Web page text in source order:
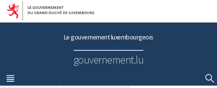
Aller au menu principal
Aller au contenu
Le gouvernement luxembourgeois
gouvernement.lu
MENU
PRINCIPAL
AFFICHER / MASQUER LA RECHERCHE